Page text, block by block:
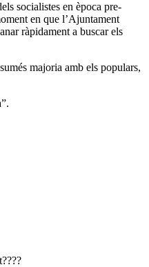
socialistes en època pre-
en que l’Ajuntament
ràpidament a buscar els
majoria amb els populars,